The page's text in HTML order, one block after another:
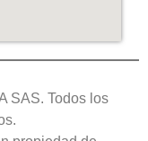
SAS. Todos los